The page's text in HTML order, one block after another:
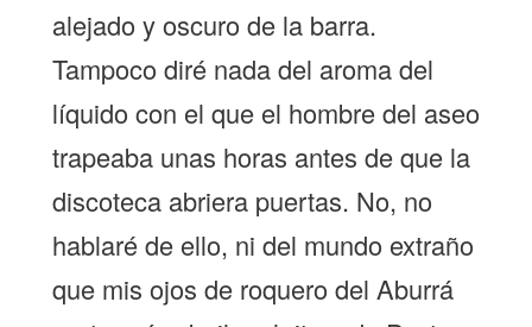
alejado y oscuro de la barra.
Tampoco diré nada del aroma del
líquido con el que el hombre del aseo
trapeaba unas horas antes de que la
discoteca abriera puertas. No, no
hablaré de ello, ni del mundo extraño
que mis ojos de roquero del Aburrá